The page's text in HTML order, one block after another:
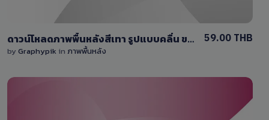
ดาวน์โหลดภาพพื้นหลังสีเทา รูปแบบคลื่น ขนาดใหญ่ 9000×6000 pixel
by Graphypik in ภาพพื้นหลัง
59.00 THB